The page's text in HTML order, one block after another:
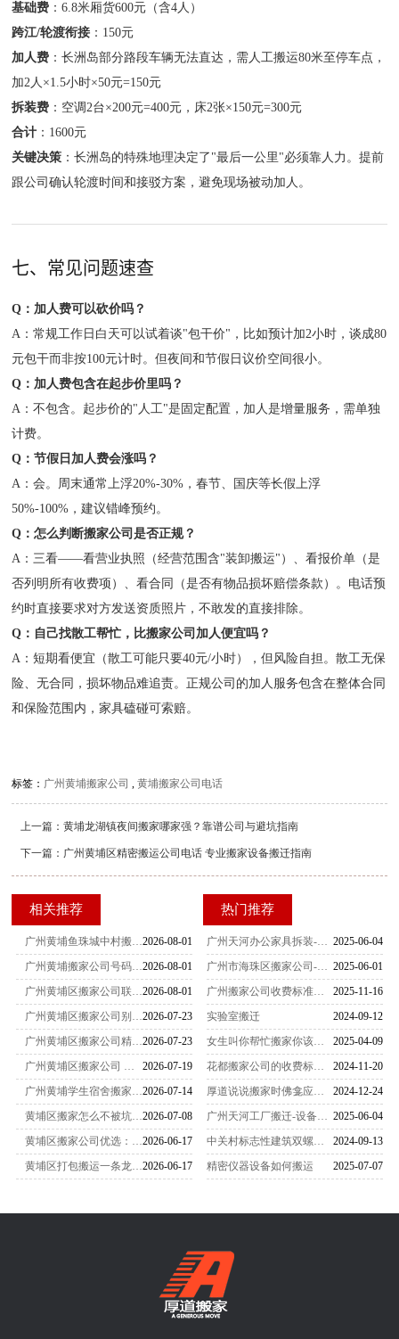
基础费 ：6.8米厢货600元（含4人）
跨江/轮渡衔接 ：150元
加人费 ：长洲岛部分路段车辆无法直达，需人工搬运80米至停车点，
加2人×1.5小时×50元=150元
拆装费 ：空调2台×200元=400元，床2张×150元=300元
合计 ：1600元
关键决策 ：长洲岛的特殊地理决定了"最后一公里"必须靠人力。提前
跟公司确认轮渡时间和接驳方案，避免现场被动加人。
七、常见问题速查
Q：加人费可以砍价吗？
A：常规工作日白天可以试着谈"包干价"，比如预计加2小时，谈成80
元包干而非按100元计时。但夜间和节假日议价空间很小。
Q：加人费包含在起步价里吗？
A：不包含。起步价的"人工"是固定配置，加人是增量服务，需单独
计费。
Q：节假日加人费会涨吗？
A：会。周末通常上浮20%-30%，春节、国庆等长假上浮
50%-100%，建议错峰预约。
Q：怎么判断搬家公司是否正规？
A：三看——看营业执照（经营范围含"装卸搬运"）、看报价单（是
否列明所有收费项）、看合同（是否有物品损坏赔偿条款）。电话预
约时直接要求对方发送资质照片，不敢发的直接排除。
Q：自己找散工帮忙，比搬家公司加人便宜吗？
A：短期看便宜（散工可能只要40元/小时），但风险自担。散工无保
险、无合同，损坏物品难追责。正规公司的加人服务包含在整体合同
和保险范围内，家具磕碰可索赔。
标签： 广州黄埔搬家公司 ,黄埔搬家公司电话
上一篇：黄埔龙湖镇夜间搬家哪家强？靠谱公司与避坑指南
下一篇： 广州黄埔区精密搬运公司电话 专业搬家设备搬迁指南
相关推荐
2026-08-01
广州黄埔鱼珠城中村搬家接驳费实测测评，盘点正规搬家公司收费标准与现场加价避坑要点
2026-08-01
广州黄埔搬家公司号码一览，黄埔跨区域搬家真实测评记录，黄埔到天河搬家收费实测与搬家准备事项
2026-08-01
广州黄埔区搬家公司联系电话，黄埔搬家收费实测，科学城、香雪产业园企业搬迁费用明细参考
2026-07-23
广州黄埔区搬家公司别墅有偿搬迁计价标准详解，涵盖打包吊装拆装及靠谱搬家联络方式
2026-07-23
广州黄埔区搬家公司精密实验仪器打包运输收费一览表，靠谱搬家服务商联系号码
2026-07-19
广州黄埔区搬家公司 专业医院科室搬迁 合规无菌精密设备搬运更靠谱
2026-07-14
广州黄埔学生宿舍搬家多少钱？正规搬家公司收费参考，低成本搬迁攻略
2026-07-08
黄埔区搬家怎么不被坑？识别隐形消费、筛选靠谱广州搬家公司完整教程
2026-06-17
黄埔区搬家公司优选：从预约到完成的完整指南
2026-06-17
黄埔区打包搬运一条龙服务：全程无忧搬家体验
热门推荐
2025-06-04
广州天河办公家具拆装-家具拆装的打包方法
2025-06-01
广州市海珠区搬家公司-女性员工是不可缺少的
2025-11-16
广州搬家公司收费标准一览表（2025最新版）
2024-09-12
实验室搬迁
2025-04-09
女生叫你帮忙搬家你该怎么办
2024-11-20
花都搬家公司的收费标准是怎么样的
2024-12-24
厚道说说搬家时佛龛应该怎么搬运
2025-06-04
广州天河工厂搬迁-设备搬迁要注意什么？
2024-09-13
中关村标志性建筑双螺旋雕塑搬家-
2025-07-07
精密仪器设备如何搬运